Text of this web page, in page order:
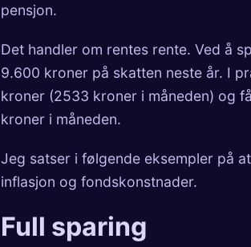
pensjon.
Det handler om rentes rente. Ved å
9.600 kroner på skatten neste år. I
kroner (2533 kroner i måneden) og
kroner i måneden.
Jeg satser i følgende eksempler på
inflasjon og fondskonstnader.
Full sparing